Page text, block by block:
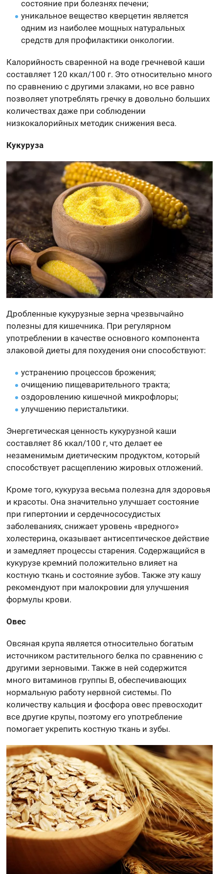
состояние при болезнях печени;
уникальное вещество кверцетин является
одним из наиболее мощных натуральных
средств для профилактики онкологии.
Калорийность сваренной на воде гречневой каши
составляет 120 ккал/100 г. Это относительно много
по сравнению с другими злаками, но все равно
позволяет употреблять гречку в довольно больших
количествах даже при соблюдении
низкокалорийных методик снижения веса.
Кукуруза
Дробленные кукурузные зерна чрезвычайно
полезны для кишечника. При регулярном
употреблении в качестве основного компонента
злаковой диеты для похудения они способствуют:
устранению процессов брожения;
очищению пищеварительного тракта;
оздоровлению кишечной микрофлоры;
улучшению перистальтики.
Энергетическая ценность кукурузной каши
составляет 86 ккал/100 г, что делает ее
незаменимым диетическим продуктом, который
способствует расщеплению жировых отложений.
Кроме того, кукуруза весьма полезна для здоровья
и красоты. Она значительно улучшает состояние
при гипертонии и сердечнососудистых
заболеваниях, снижает уровень «вредного»
холестерина, оказывает антисептическое действие
и замедляет процессы старения. Содержащийся в
кукурузе кремний положительно влияет на
костную ткань и состояние зубов. Также эту кашу
рекомендуют при малокровии для улучшения
формулы крови.
Овес
Овсяная крупа является относительно богатым
источником растительного белка по сравнению с
другими зерновыми. Также в ней содержится
много витаминов группы B, обеспечивающих
нормальную работу нервной системы. По
количеству кальция и фосфора овес превосходит
все другие крупы, поэтому его употребление
помогает укрепить костную ткань и зубы.